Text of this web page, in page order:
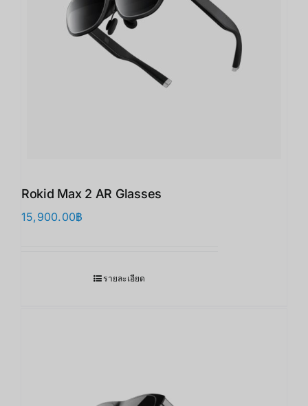
Rokid Max 2 AR Glasses
15,900.00฿
รายละเอียด